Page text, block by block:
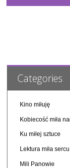
Categories
Kino miłuję
Kobiecość miła
Ku miłej sztuce
Lektura miła sercu
Mili Panowie